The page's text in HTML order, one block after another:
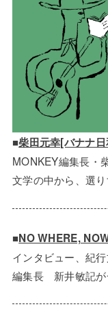
■柴田元幸[バナナ
MONKEY編集長・
文学の中から、選
■NO WHERE,
インタビュー、紀
編集長 新井敏記が